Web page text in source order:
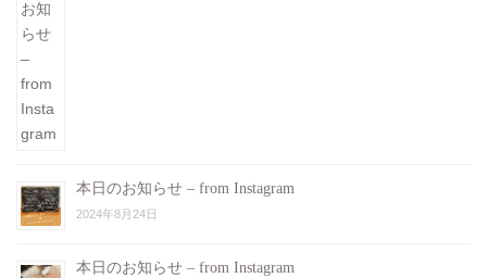
本日のお知らせ – from Instagram
2024年8月24日
本日のお知らせ – from Instagram